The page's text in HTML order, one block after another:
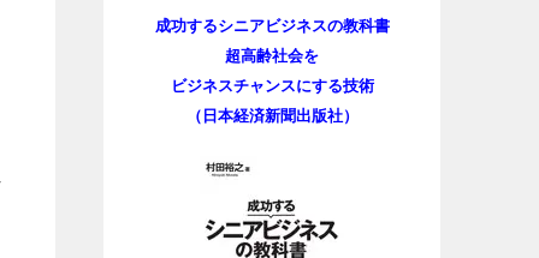
成功するシニアビジネスの教科書
超高齢社会を
ビジネスチャンスにする技術
（日本経済新聞出版社）